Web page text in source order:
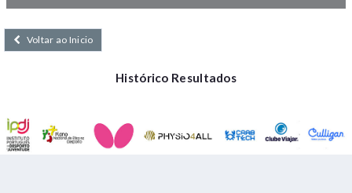
Voltar ao Inicio
Histórico Resultados